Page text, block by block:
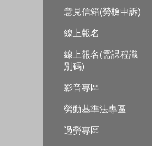
意見信箱(勞檢申訴)
線上報名
線上報名(需課程識
別碼)
影音專區
勞動基準法專區
過勞專區